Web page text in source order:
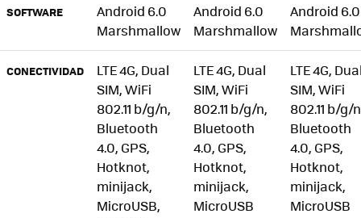
SOFTWARE
Android 6.0
Marshmallow
Android 6.0
Marshmallow
Android 6.0
CONECTIVIDAD
LTE 4G, Dual
SIM, WiFi
802.11 b/g/n,
Bluetooth
4.0, GPS,
Hotknot,
minijack,
MicroUSB,
LTE 4G, Dual
SIM, WiFi
802.11 b/g/n,
Bluetooth
4.0, GPS,
Hotknot,
minijack,
MicroUSB
LTE 4G,
SIM, WiFi
802.11 b/g/
Bluetooth
4.0, GPS,
Hotknot,
minijack,
MicroUSB